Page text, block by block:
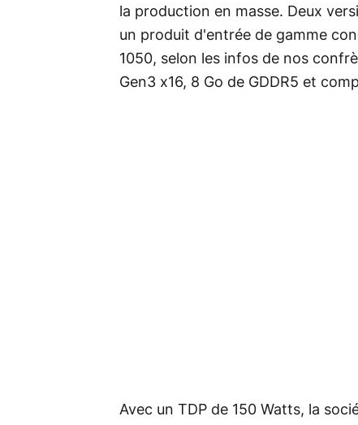
la production en masse. Deux
un produit d'entrée de gamme
1050, selon les infos de nos
Gen3 x16, 8 Go de GDDR5 et
Avec un TDP de 150 Watts, la